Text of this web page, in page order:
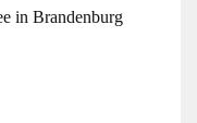
in Brandenburg